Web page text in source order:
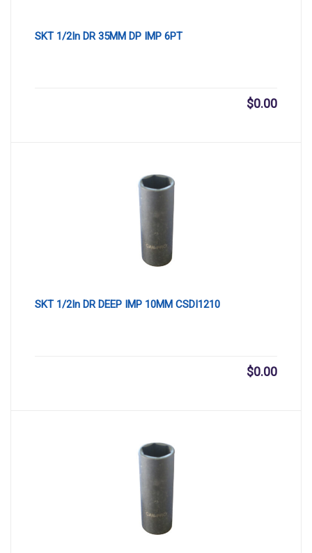
SKT 1/2In DR 35MM DP IMP 6PT
$0.00
SKT 1/2In DR DEEP IMP 10MM CSDI1210
$0.00